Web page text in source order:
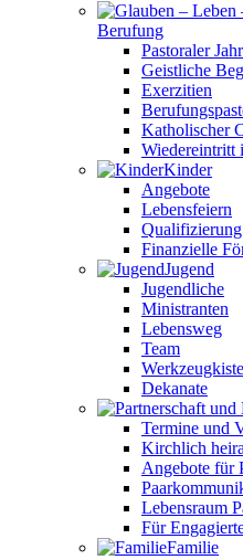
Berufung
Pastoraler
Geistliche
Exerzitien
Katholischer
Wiedereintritt
Kinder
Angebote
Lebensfeiern
Finanzielle
Jugend
Jugendliche
Ministranten
Lebensweg
Team
Werkzeugkiste
Dekanate
Termine und
Kirchlich
Angebote für
Lebensraum
Für
Familie